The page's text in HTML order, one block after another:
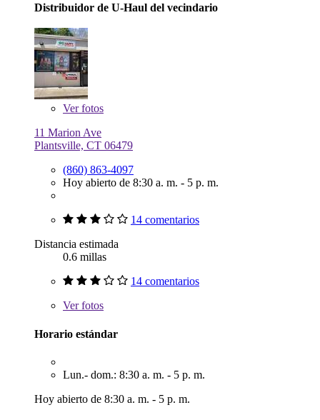
Distribuidor de U-Haul del vecindario
Verfotos
11 Marion Ave
Plantsville, CT 06479
(860) 863-4097
Hoy abierto de 8:30 a. m. - 5 p. m.
14 comentarios
Distancia estimada
0.6 millas
14 comentarios
Verfotos
Horario estándar
Lun.- dom.: 8:30 a. m. - 5 p. m.
Hoy abierto de 8:30 a. m. - 5 p. m.